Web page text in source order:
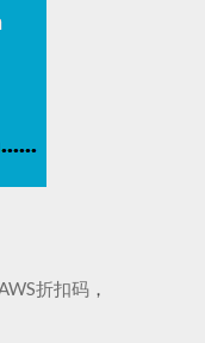
AWS折扣码